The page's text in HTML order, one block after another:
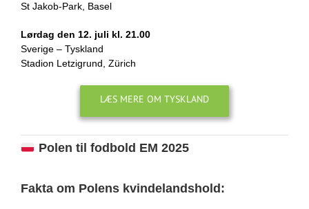
St Jakob-Park, Basel
Lørdag den 12. juli kl. 21.00
Sverige – Tyskland
Stadion Letzigrund, Zürich
LÆS MERE OM TYSKLAND
Polen til fodbold EM 2025
Fakta om Polens kvindelandshold: